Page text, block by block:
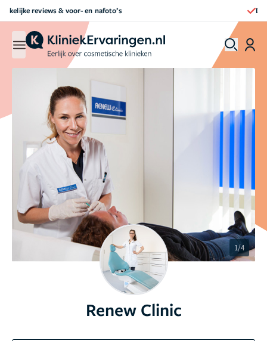
Direct een afspraak maken
1/4
Renew Clinic